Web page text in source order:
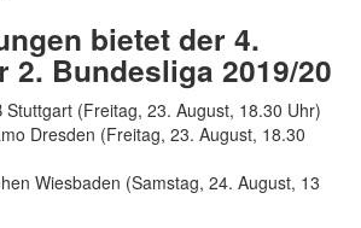
bietet der 4.
2. Bundesliga 2019/20
Stuttgart (Freitag, 23. August, 18.30 Uhr)
Dresden (Freitag, 23. August, 18.30
Wiesbaden (Samstag, 24. August, 13